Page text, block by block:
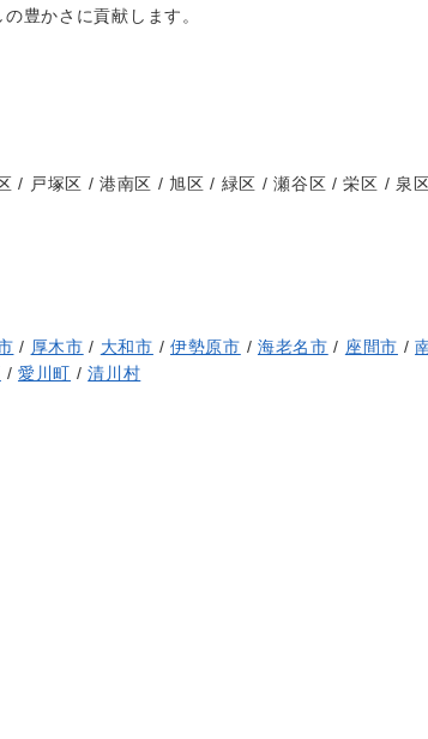
豊かさに貢献します。
/ 戸塚区 / 港南区 / 旭区 / 緑区 / 瀬谷区 / 栄区 / 泉
/ 厚木市 / 大和市 / 伊勢原市 / 海老名市 / 座間市 /
/ 愛川町 /清川村